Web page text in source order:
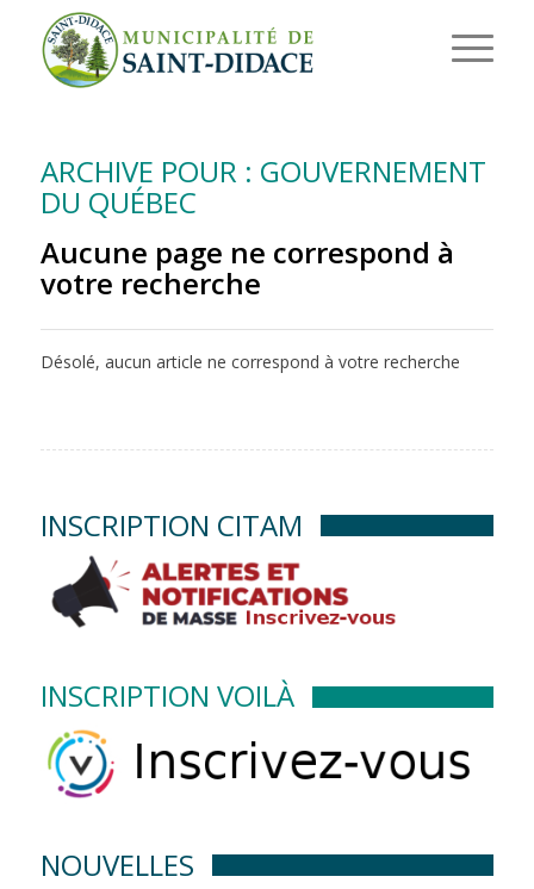
ARCHIVE POUR : GOUVERNEMENT
DU QUÉBEC
Aucune page ne correspond à
votre recherche
Désolé, aucun article ne correspond à votre recherche
INSCRIPTION CITAM
INSCRIPTION VOILÀ
NOUVELLES